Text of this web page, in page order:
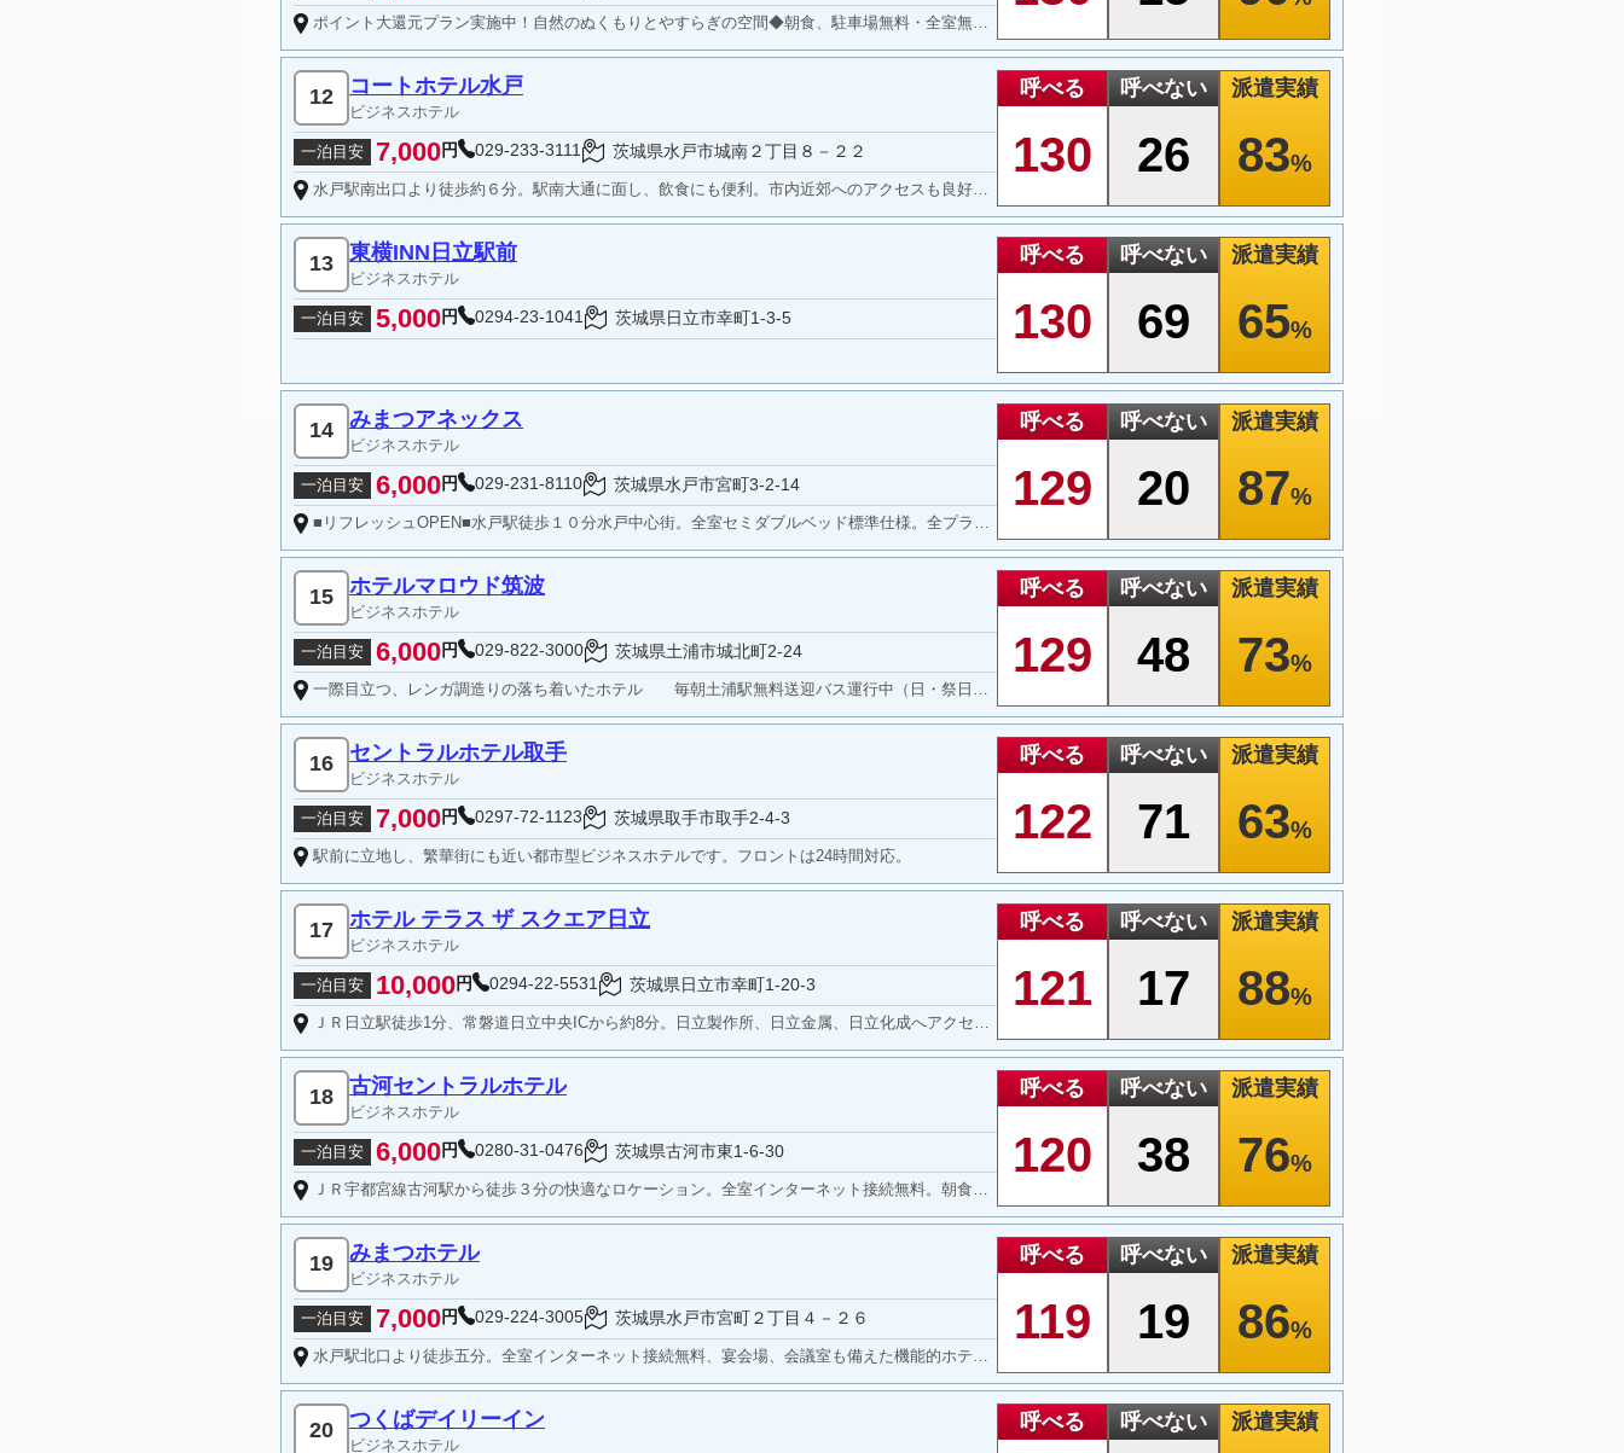
ポイント大還元プラン実施中！自然のぬくもりとやすらぎの空間◆朝食、駐車場無料・全室無線LAN完備
12 コートホテル水戸
ビジネスホテル
一泊目安 7,000円 029-233-3111 茨城県水戸市城南２丁目８－２２
水戸駅南出口より徒歩約６分。駅南大通に面し、飲食にも便利。市内近郊へのアクセスも良好なホテルです。
呼べる
130
呼べない
26
派遣実績
83%
13 東横INN日立駅前
ビジネスホテル
一泊目安 5,000円 0294-23-1041 茨城県日立市幸町1-3-5
呼べる
130
呼べない
69
派遣実績
65%
14 みまつアネックス
ビジネスホテル
一泊目安 6,000円 029-231-8110 茨城県水戸市宮町3-2-14
■リフレッシュOPEN■水戸駅徒歩１０分水戸中心街。全室セミダブルベッド標準仕様。全プラン朝食付。
呼べる
129
呼べない
20
派遣実績
87%
15 ホテルマロウド筑波
ビジネスホテル
一泊目安 6,000円 029-822-3000 茨城県土浦市城北町2-24
一際目立つ、レンガ調造りの落ち着いたホテル 毎朝土浦駅無料送迎バス運行中（日・祭日除く)
呼べる
129
呼べない
48
派遣実績
73%
16 セントラルホテル取手
ビジネスホテル
一泊目安 7,000円 0297-72-1123 茨城県取手市取手2-4-3
駅前に立地し、繁華街にも近い都市型ビジネスホテルです。フロントは24時間対応。
呼べる
122
呼べない
71
派遣実績
63%
17 ホテル テラス ザ スクエア日立
ビジネスホテル
一泊目安 10,000円 0294-22-5531 茨城県日立市幸町1-20-3
ＪＲ日立駅徒歩1分、常磐道日立中央ICから約8分。日立製作所、日立金属、日立化成へアクセス良好。
呼べる
121
呼べない
17
派遣実績
88%
18 古河セントラルホテル
ビジネスホテル
一泊目安 6,000円 0280-31-0476 茨城県古河市東1-6-30
ＪＲ宇都宮線古河駅から徒歩３分の快適なロケーション。全室インターネット接続無料。朝食無料サービス。
呼べる
120
呼べない
38
派遣実績
76%
19 みまつホテル
ビジネスホテル
一泊目安 7,000円 029-224-3005 茨城県水戸市宮町２丁目４－２６
水戸駅北口より徒歩五分。全室インターネット接続無料、宴会場、会議室も備えた機能的ホテル。
呼べる
119
呼べない
19
派遣実績
86%
20 つくばデイリーイン
ビジネスホテル
呼べる 呼べない 派遣実績